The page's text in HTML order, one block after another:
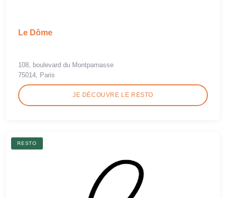
Le Dôme
108, boulevard du Montparnasse
75014, Paris
JE DÉCOUVRE LE RESTO
RESTO